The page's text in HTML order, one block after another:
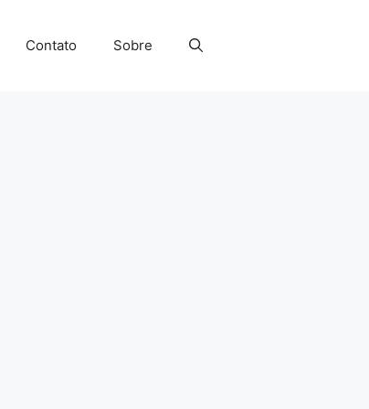
Contato Sobre